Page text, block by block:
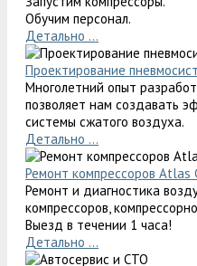
Обучим персонал.
Детально ...
Проектирование
Многолетний опыт
позволяет нам создавать
системы сжатого воздуха.
Детально ...
Ремонт компрессоров Atlas
Ремонт и диагностика
компрессоров,
Выезд в течении 1 часа!
Детально ...